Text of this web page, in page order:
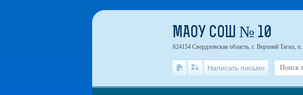
МАОУ СОШ № 10
624154 Свердловская область, г. Верхний Тагил,
Написать письмо